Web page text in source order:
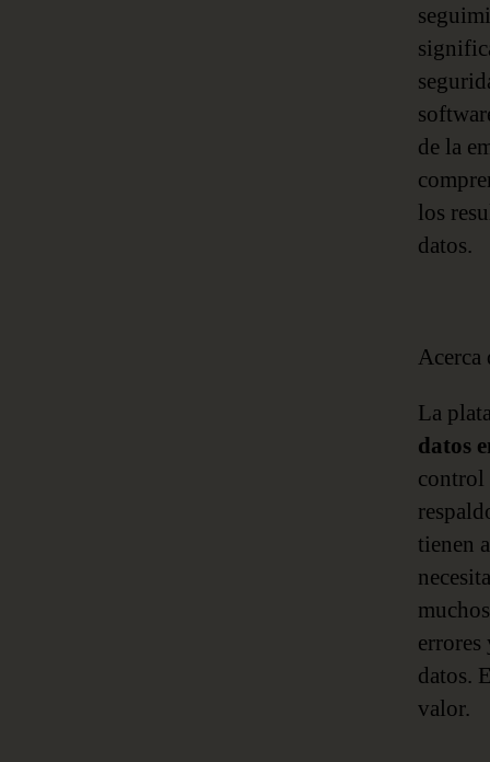
de la
los
datos.
Acerca
La
datos
control
tienen
datos.
valor.